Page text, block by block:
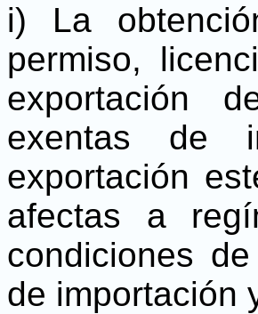
i) La
permiso,
exportación
exentas de
exportación
afectas a
condiciones
de importación